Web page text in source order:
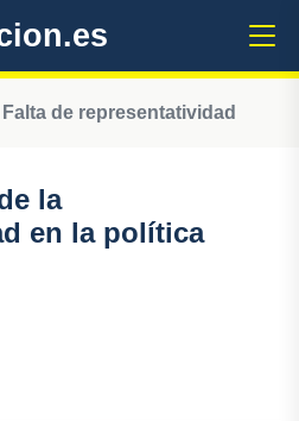
Falta de representatividad
la
en la política